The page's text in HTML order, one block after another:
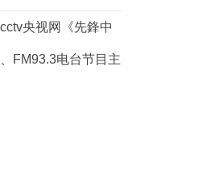
央视网《先鋒中
FM93.3电台节目主